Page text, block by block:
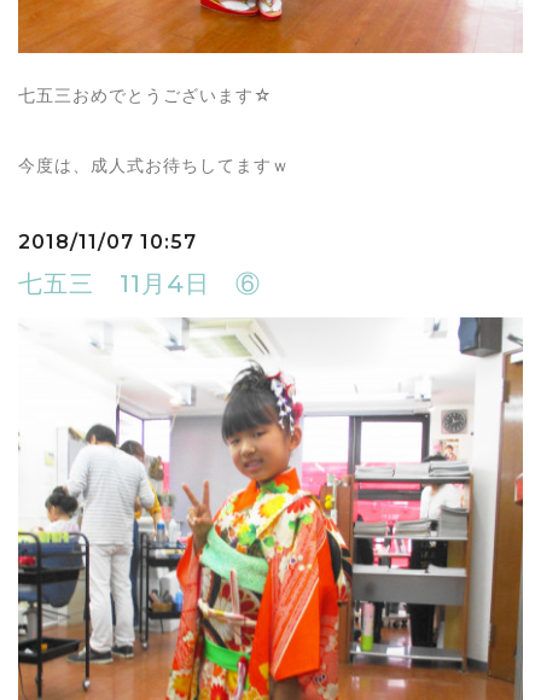
七五三おめでとうございます☆
今度は、成人式お待ちしてますｗ
2018/11/07 10:57
七五三 11月4日 ⑥